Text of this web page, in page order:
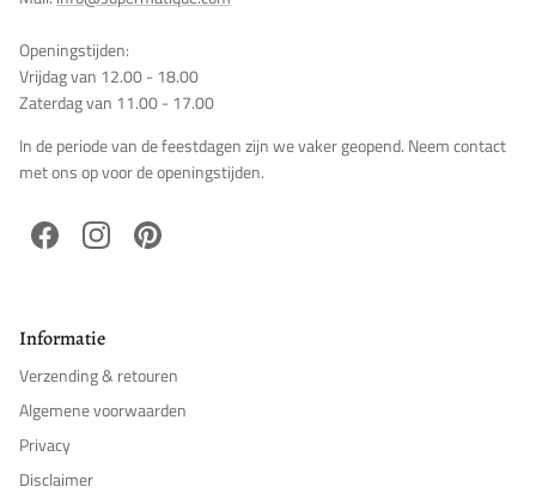
Openingstijden:
Vrijdag van 12.00 - 18.00
Zaterdag van 11.00 - 17.00
In de periode van de feestdagen zijn we vaker geopend. Neem contact
met ons op voor de openingstijden.
FacebookInstagramPinterest
Informatie
Verzending & retouren
Algemene voorwaarden
Privacy
Disclaimer